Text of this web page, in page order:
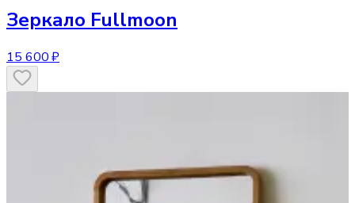
Зеркало Fullmoon
15 600 ₽